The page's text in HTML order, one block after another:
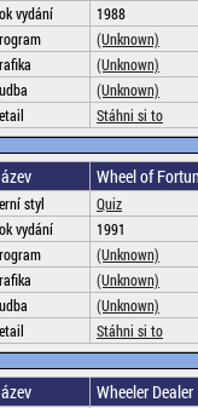
vydání
1988
(Unknown)
(Unknown)
(Unknown)
Stáhni si to
Wheel of
styl
Quiz
vydání
1991
(Unknown)
(Unknown)
(Unknown)
Stáhni si to
Wheeler Dealer